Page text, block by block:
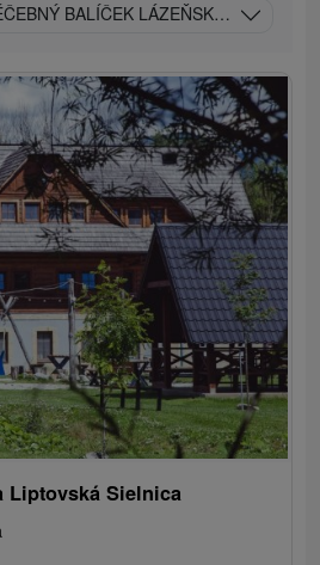
BALÍČEK LÁZEŇSKÁ PÉČE
Liptovská Sielnica